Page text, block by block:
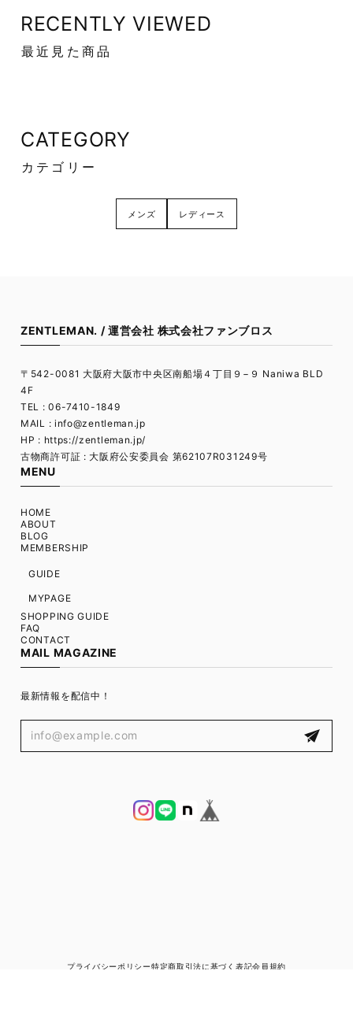
RECENTLY VIEWED
最近見た商品
CATEGORY
カテゴリー
メンズ レディース
ZENTLEMAN. / 運営会社 株式会社ファンブロス
〒542-0081 大阪府大阪市中央区南船場４丁目９−９ Naniwa BLD
4F
TEL : 06-7410-1849
MAIL : info@zentleman.jp
HP : https://zentleman.jp/
古物商許可証 : 大阪府公安委員会 第62107R031249号
MENU
HOME
ABOUT
BLOG
MEMBERSHIP
GUIDE
MYPAGE
SHOPPING GUIDE
FAQ
CONTACT
MAIL MAGAZINE
最新情報を配信中！
プライバシーポリシー特定商取引法に基づく表記会員規約